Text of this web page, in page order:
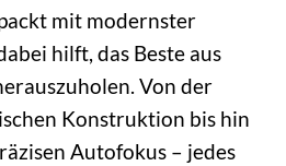
mit modernster
hilft, das Beste aus
Von der
Konstruktion bis hin
Autofokus – jedes